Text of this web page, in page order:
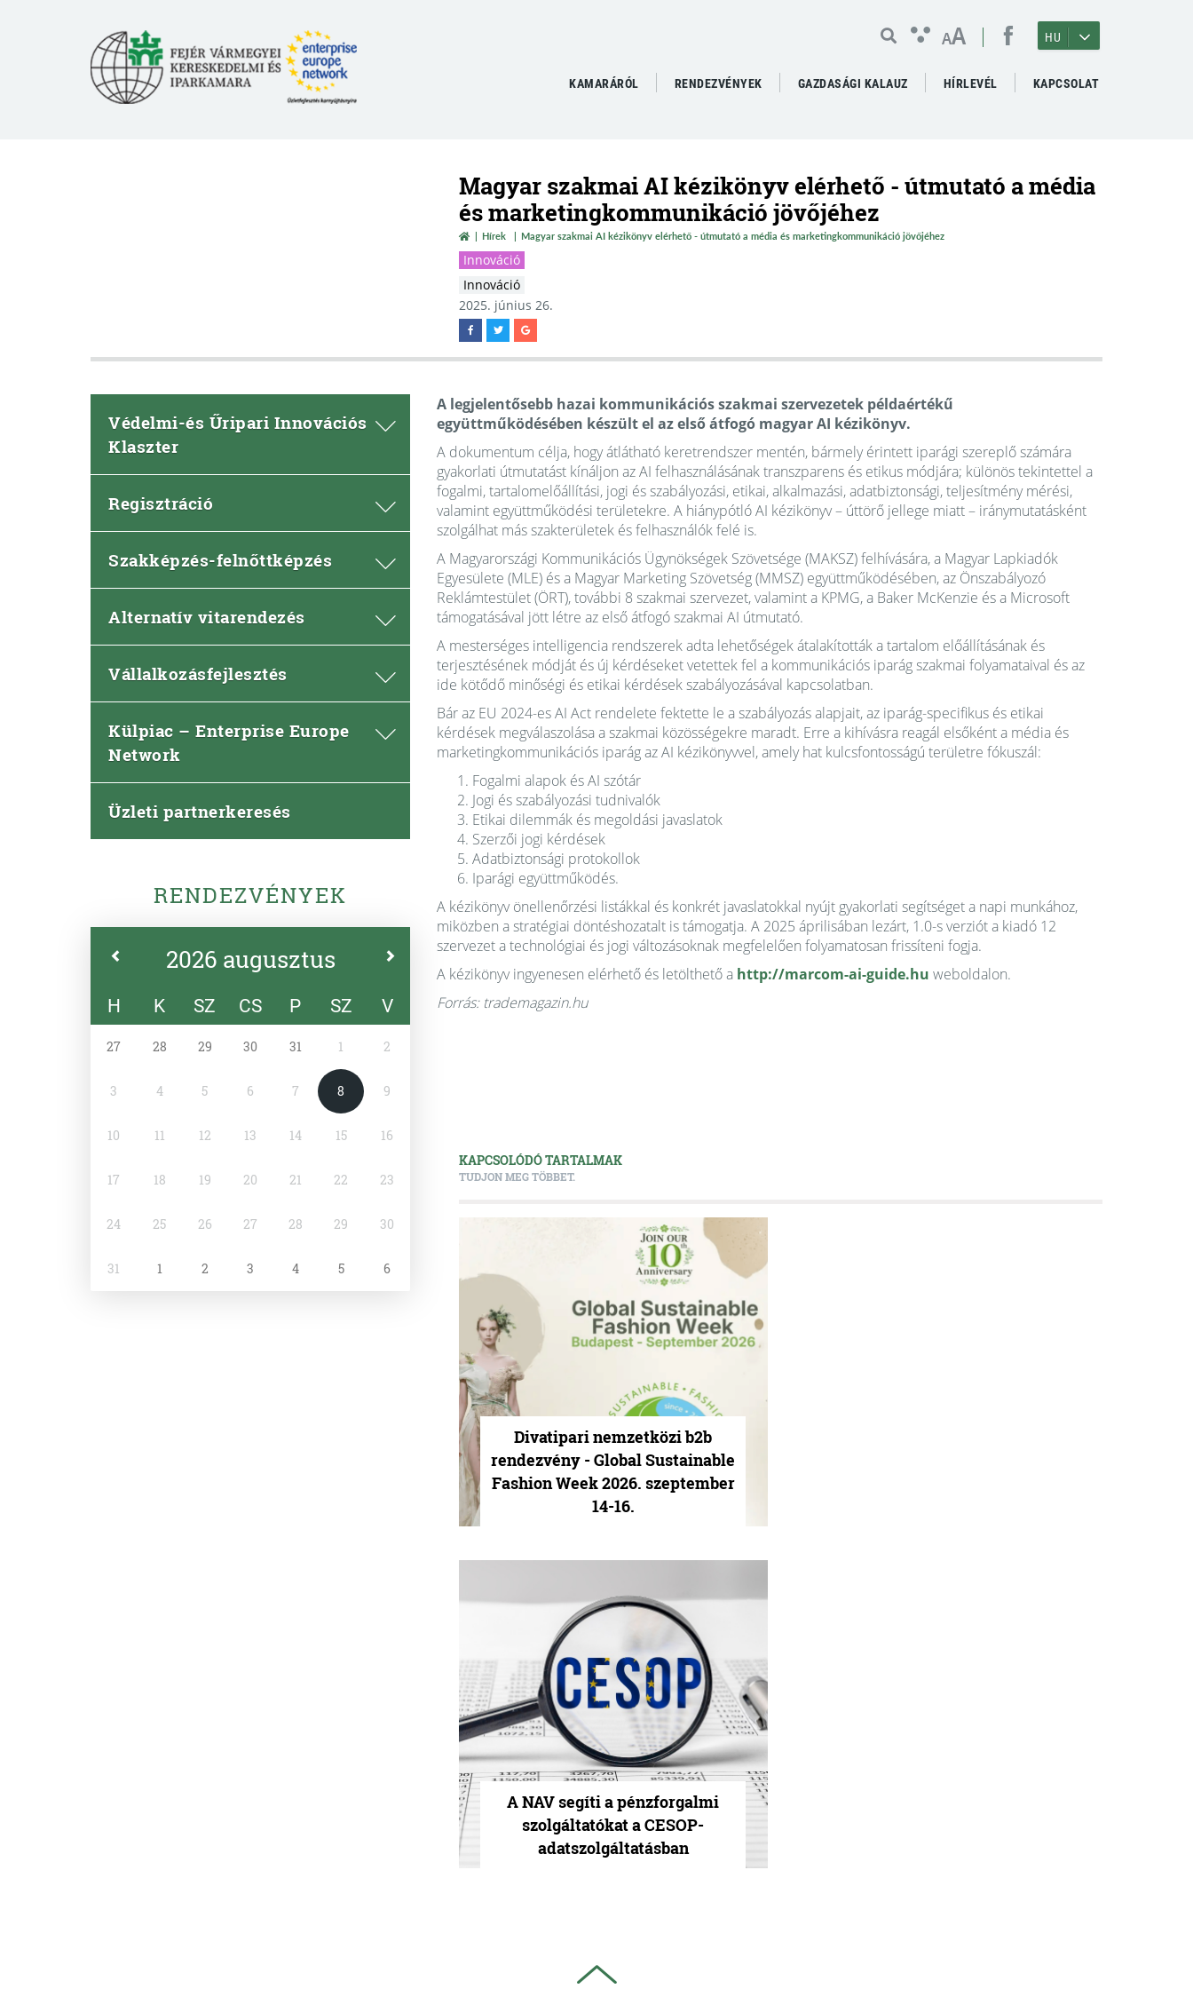
AA HU
KAMARÁRÓL RENDEZVÉNYEK GAZDASÁGI KALAUZ HÍRLEVÉL KAPCSOLAT
Magyar szakmai AI kézikönyv elérhető - útmutató a média
és marketingkommunikáció jövőjéhez
Hírek Magyar szakmai AI kézikönyv elérhető - útmutató a média és marketingkommunikáció jövőjéhez
Innováció
Innováció
2025. június 26.
Védelmi-és Űripari Innovációs
Klaszter
Regisztráció
Szakképzés-felnőttképzés
Alternatív vitarendezés
Vállalkozásfejlesztés
Külpiac – Enterprise Europe
Network
Üzleti partnerkeresés
RENDEZVÉNYEK
2026 augusztus
H K SZ CS P SZ V
27 28 29 30 31 1 2
3 4 5 6 7 8 9
10 11 12 13 14 15 16
17 18 19 20 21 22 23
24 25 26 27 28 29 30
31 1 2 3 4 5 6
A legjelentősebb hazai kommunikációs szakmai szervezetek példaértékű
együttműködésében készült el az első átfogó magyar AI kézikönyv.
A dokumentum célja, hogy átlátható keretrendszer mentén, bármely érintett iparági szereplő számára
gyakorlati útmutatást kínáljon az AI felhasználásának transzparens és etikus módjára; különös tekintettel a
fogalmi, tartalomelőállítási, jogi és szabályozási, etikai, alkalmazási, adatbiztonsági, teljesítmény mérési,
valamint együttműködési területekre. A hiánypótló AI kézikönyv – úttörő jellege miatt – iránymutatásként
szolgálhat más szakterületek és felhasználók felé is.
A Magyarországi Kommunikációs Ügynökségek Szövetsége (MAKSZ) felhívására, a Magyar Lapkiadók
Egyesülete (MLE) és a Magyar Marketing Szövetség (MMSZ) együttműködésében, az Önszabályozó
Reklámtestület (ÖRT), további 8 szakmai szervezet, valamint a KPMG, a Baker McKenzie és a Microsoft
támogatásával jött létre az első átfogó szakmai AI útmutató.
A mesterséges intelligencia rendszerek adta lehetőségek átalakították a tartalom előállításának és
terjesztésének módját és új kérdéseket vetettek fel a kommunikációs iparág szakmai folyamataival és az
ide kötődő minőségi és etikai kérdések szabályozásával kapcsolatban.
Bár az EU 2024-es AI Act rendelete fektette le a szabályozás alapjait, az iparág-specifikus és etikai
kérdések megválaszolása a szakmai közösségekre maradt. Erre a kihívásra reagál elsőként a média és
marketingkommunikációs iparág az AI kézikönyvvel, amely hat kulcsfontosságú területre fókuszál:
Fogalmi alapok és AI szótár
Jogi és szabályozási tudnivalók
Etikai dilemmák és megoldási javaslatok
Szerzői jogi kérdések
Adatbiztonsági protokollok
Iparági együttműködés.
A kézikönyv önellenőrzési listákkal és konkrét javaslatokkal nyújt gyakorlati segítséget a napi munkához,
miközben a stratégiai döntéshozatalt is támogatja. A 2025 áprilisában lezárt, 1.0-s verziót a kiadó 12
szervezet a technológiai és jogi változásoknak megfelelően folyamatosan frissíteni fogja.
A kézikönyv ingyenesen elérhető és letölthető a http://marcom-ai-guide.hu weboldalon.
Forrás: trademagazin.hu
KAPCSOLÓDÓ TARTALMAK
TUDJON MEG TÖBBET.
Divatipari nemzetközi b2b
rendezvény - Global Sustainable
Fashion Week 2026. szeptember
14-16.
A NAV segíti a pénzforgalmi
szolgáltatókat a CESOP-
adatszolgáltatásban